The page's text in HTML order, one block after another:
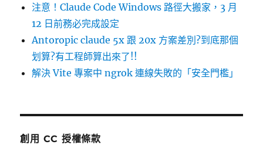
注意！Claude Code Windows 路徑大搬家，3 月
12 日前務必完成設定
Antoropic claude 5x 跟 20x 方案差別?到底那個
划算?有工程師算出來了!!
解決 Vite 專案中 ngrok 連線失敗的「安全門檻」
創用 CC 授權條款